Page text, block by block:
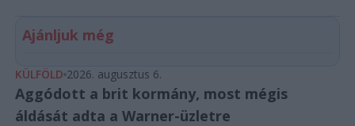
Ajánljuk még
KÜLFÖLD 2026. augusztus 6.
Aggódott a brit kormány, most mégis
áldását adta a Warner-üzletre